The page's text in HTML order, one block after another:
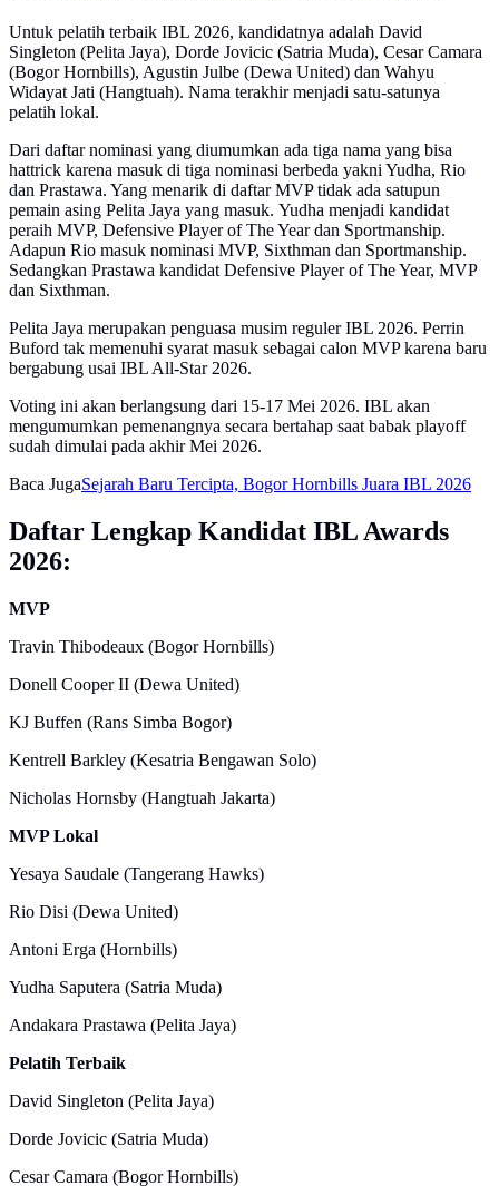
Untuk pelatih terbaik IBL 2026, kandidatnya adalah David
Singleton (Pelita Jaya), Dorde Jovicic (Satria Muda), Cesar Camara
(Bogor Hornbills), Agustin Julbe (Dewa United) dan Wahyu
Widayat Jati (Hangtuah). Nama terakhir menjadi satu-satunya
pelatih lokal.
Dari daftar nominasi yang diumumkan ada tiga nama yang bisa
hattrick karena masuk di tiga nominasi berbeda yakni Yudha, Rio
dan Prastawa. Yang menarik di daftar MVP tidak ada satupun
pemain asing Pelita Jaya yang masuk. Yudha menjadi kandidat
peraih MVP, Defensive Player of The Year dan Sportmanship.
Adapun Rio masuk nominasi MVP, Sixthman dan Sportmanship.
Sedangkan Prastawa kandidat Defensive Player of The Year, MVP
dan Sixthman.
Pelita Jaya merupakan penguasa musim reguler IBL 2026. Perrin
Buford tak memenuhi syarat masuk sebagai calon MVP karena baru
bergabung usai IBL All-Star 2026.
Voting ini akan berlangsung dari 15-17 Mei 2026. IBL akan
mengumumkan pemenangnya secara bertahap saat babak playoff
sudah dimulai pada akhir Mei 2026.
Baca JugaSejarah Baru Tercipta, Bogor Hornbills Juara IBL 2026
Daftar Lengkap Kandidat IBL Awards
2026:
MVP
Travin Thibodeaux (Bogor Hornbills)
Donell Cooper II (Dewa United)
KJ Buffen (Rans Simba Bogor)
Kentrell Barkley (Kesatria Bengawan Solo)
Nicholas Hornsby (Hangtuah Jakarta)
MVP Lokal
Yesaya Saudale (Tangerang Hawks)
Rio Disi (Dewa United)
Antoni Erga (Hornbills)
Yudha Saputera (Satria Muda)
Andakara Prastawa (Pelita Jaya)
Pelatih Terbaik
David Singleton (Pelita Jaya)
Dorde Jovicic (Satria Muda)
Cesar Camara (Bogor Hornbills)